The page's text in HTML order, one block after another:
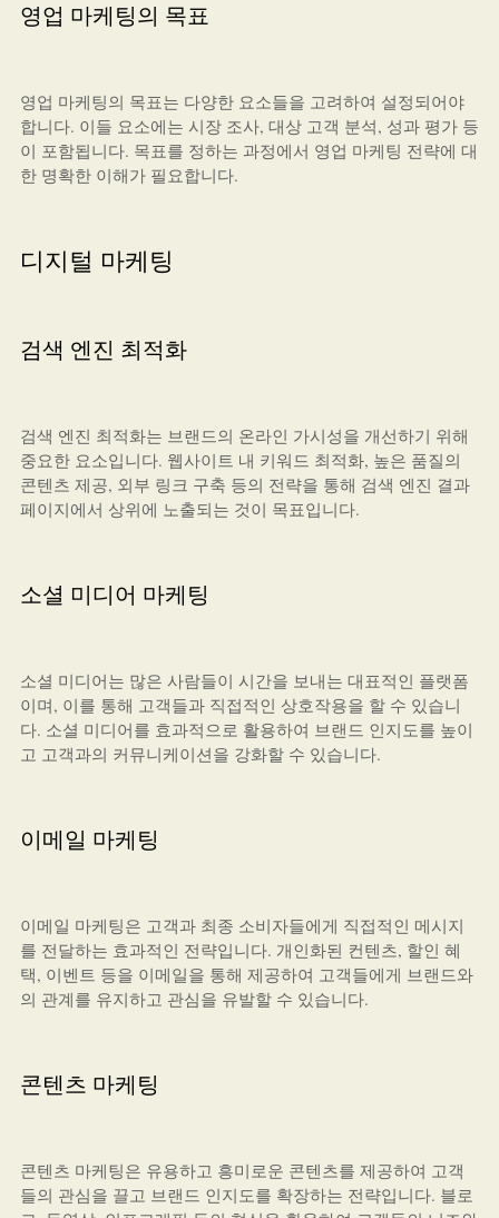
영업 마케팅의 목표
영업 마케팅의 목표는 다양한 요소들을 고려하여 설정되어야
합니다. 이들 요소에는 시장 조사, 대상 고객 분석, 성과 평가 등
이 포함됩니다. 목표를 정하는 과정에서 영업 마케팅 전략에 대
한 명확한 이해가 필요합니다.
디지털 마케팅
검색 엔진 최적화
검색 엔진 최적화는 브랜드의 온라인 가시성을 개선하기 위해
중요한 요소입니다. 웹사이트 내 키워드 최적화, 높은 품질의
콘텐츠 제공, 외부 링크 구축 등의 전략을 통해 검색 엔진 결과
페이지에서 상위에 노출되는 것이 목표입니다.
소셜 미디어 마케팅
소셜 미디어는 많은 사람들이 시간을 보내는 대표적인 플랫폼
이며, 이를 통해 고객들과 직접적인 상호작용을 할 수 있습니
다. 소셜 미디어를 효과적으로 활용하여 브랜드 인지도를 높이
고 고객과의 커뮤니케이션을 강화할 수 있습니다.
이메일 마케팅
이메일 마케팅은 고객과 최종 소비자들에게 직접적인 메시지
를 전달하는 효과적인 전략입니다. 개인화된 컨텐츠, 할인 혜
택, 이벤트 등을 이메일을 통해 제공하여 고객들에게 브랜드와
의 관계를 유지하고 관심을 유발할 수 있습니다.
콘텐츠 마케팅
콘텐츠 마케팅은 유용하고 흥미로운 콘텐츠를 제공하여 고객
들의 관심을 끌고 브랜드 인지도를 확장하는 전략입니다. 블로